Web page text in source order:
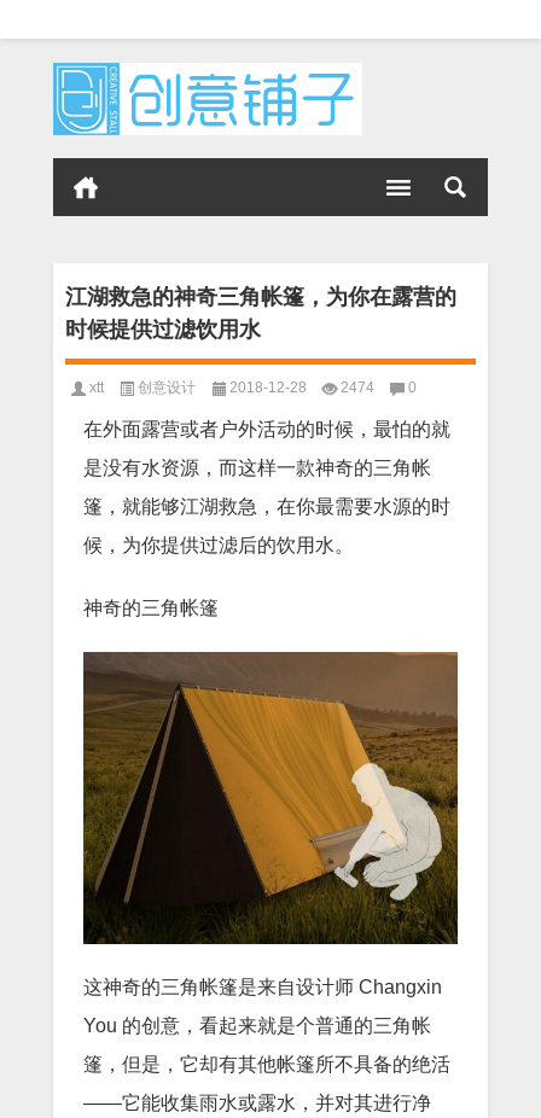
江湖救急的神奇三角帐篷，为你在露营的
时候提供过滤饮用水
xtt 创意设计 2018-12-28 2474 0
在外面露营或者户外活动的时候，最怕的就
是没有水资源，而这样一款神奇的三角帐
篷，就能够江湖救急，在你最需要水源的时
候，为你提供过滤后的饮用水。
神奇的三角帐篷
这神奇的三角帐篷是来自设计师 Changxin
You 的创意，看起来就是个普通的三角帐
篷，但是，它却有其他帐篷所不具备的绝活
——它能收集雨水或露水，并对其进行净